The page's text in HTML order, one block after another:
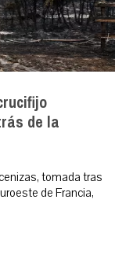
de la
tomada tras
de Francia,